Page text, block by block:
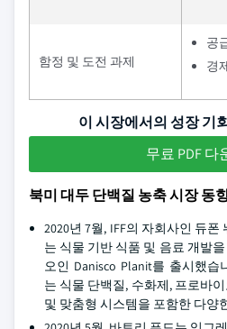
함정 및 도전 과제
공
경
이 시장에서의 성장 기
무료 PDF 다
북미 대두 단백질 농축 시장 동
2020년 7월, IFF의 자회사인 듀
는 식물 기반 식품 및 음료 개발
오인 Danisco Planit를 출시했
는 식물 단백질, 수화제, 프로바
및 맞춤형 시스템을 포함한 다양